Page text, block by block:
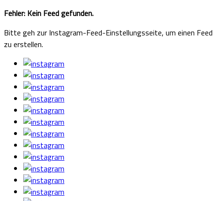
Fehler: Kein Feed gefunden.
Bitte geh zur Instagram-Feed-Einstellungsseite, um einen Feed
zu erstellen.